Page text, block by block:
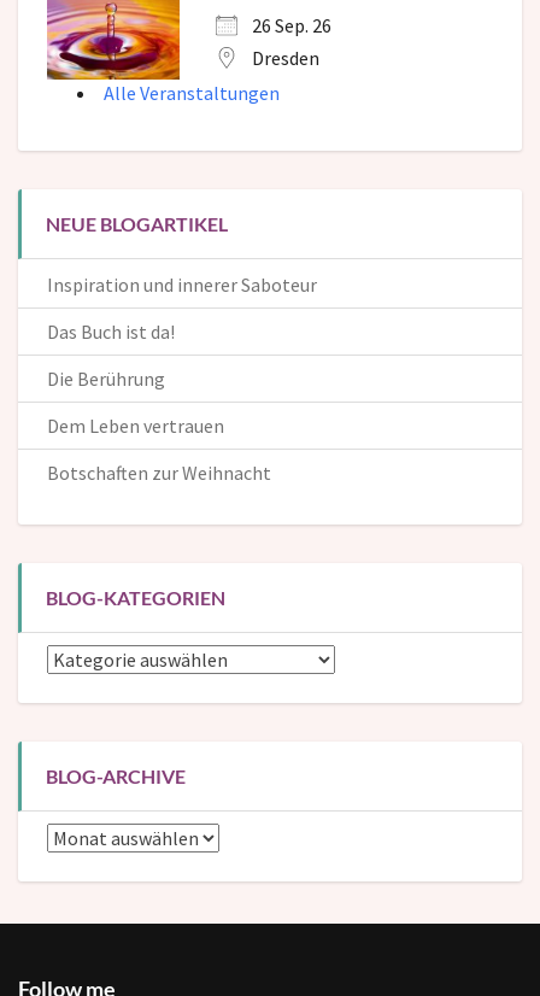
26 Sep. 26
Dresden
Alle Veranstaltungen
NEUE BLOGARTIKEL
Inspiration und innerer Saboteur
Das Buch ist da!
Die Berührung
Dem Leben vertrauen
Botschaften zur Weihnacht
BLOG-KATEGORIEN
Blog-
BLOG-ARCHIVE
Blog-
Follow me